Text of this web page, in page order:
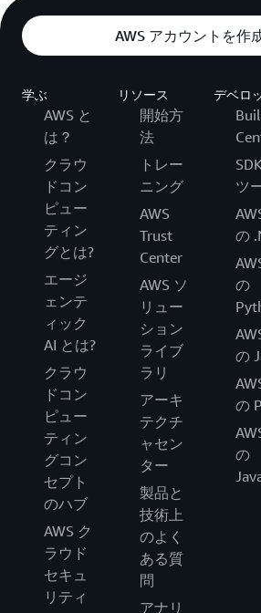
AWS アカウントを作
学ぶ
AWS と
は？
クラウ
ドコン
ピュー
ティン
グとは?
エージ
ェンテ
ィック
AI とは?
クラウ
ドコン
ピュー
ティン
グコン
セプト
のハブ
AWS ク
ラウド
セキュ
リティ
リソース
開始方
法
トレー
ニング
AWS
Trust
Center
AWS ソ
リュー
ション
ライブ
ラリ
アーキ
テクチ
ャセン
ター
製品と
技術上
のよく
ある質
問
アナリ
デベロ
ツ
の
の
の
の
の